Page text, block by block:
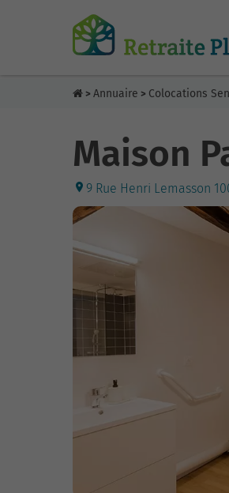
> Annuaire > Colocations
Maison
9 Rue Henri Lemasson